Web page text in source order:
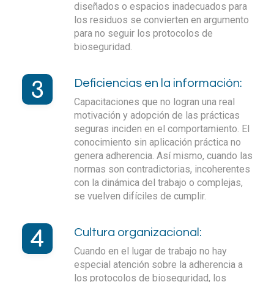
diseñados o espacios inadecuados para
los residuos se convierten en argumento
para no seguir los protocolos de
bioseguridad.
Deficiencias en la información:
Capacitaciones que no logran una real
motivación y adopción de las prácticas
seguras inciden en el comportamiento. El
conocimiento sin aplicación práctica no
genera adherencia. Así mismo, cuando las
normas son contradictorias, incoherentes
con la dinámica del trabajo o complejas,
se vuelven difíciles de cumplir.
Cultura organizacional:
Cuando en el lugar de trabajo no hay
especial atención sobre la adherencia a
los protocolos de bioseguridad, los